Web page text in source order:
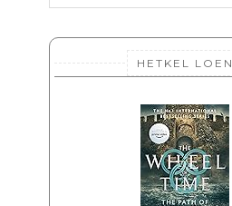
HETKEL LOEN